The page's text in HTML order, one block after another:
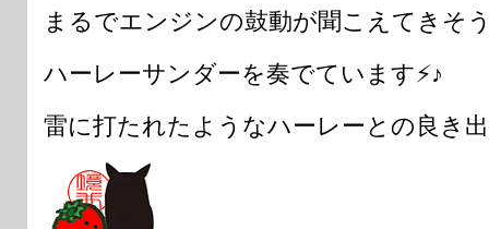
まるでエンジンの鼓動が聞こえてきそ
ハーレーサンダーを奏でています⚡♪
雷に打たれたようなハーレーとの良き